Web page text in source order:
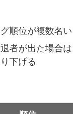
順位が複数名
者が出た場合
下げる